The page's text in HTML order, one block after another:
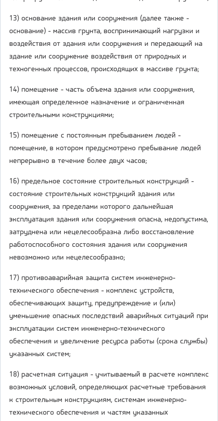
13) основание здания или сооружения (далее также -
основание) - массив грунта, воспринимающий нагрузки и
воздействия от здания или сооружения и передающий на
здание или сооружение воздействия от природных и
техногенных процессов, происходящих в массиве грунта;
14) помещение - часть объема здания или сооружения,
имеющая определенное назначение и ограниченная
строительными конструкциями;
15) помещение с постоянным пребыванием людей -
помещение, в котором предусмотрено пребывание людей
непрерывно в течение более двух часов;
16) предельное состояние строительных конструкций -
состояние строительных конструкций здания или
сооружения, за пределами которого дальнейшая
эксплуатация здания или сооружения опасна, недопустима,
затруднена или нецелесообразна либо восстановление
работоспособного состояния здания или сооружения
невозможно или нецелесообразно;
17) противоаварийная защита систем инженерно-
технического обеспечения - комплекс устройств,
обеспечивающих защиту, предупреждение и (или)
уменьшение опасных последствий аварийных ситуаций при
эксплуатации систем инженерно-технического
обеспечения и увеличение ресурса работы (срока службы)
указанных систем;
18) расчетная ситуация - учитываемый в расчете комплекс
возможных условий, определяющих расчетные требования
к строительным конструкциям, системам инженерно-
технического обеспечения и частям указанных